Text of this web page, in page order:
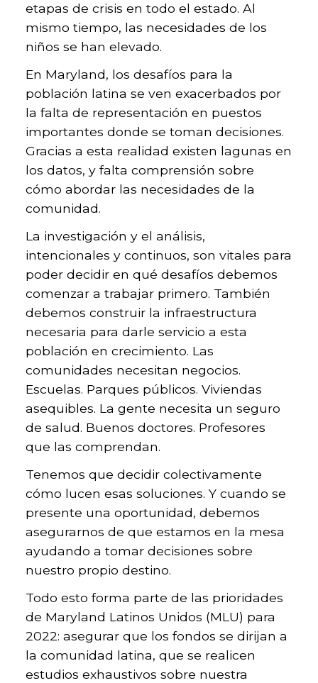
etapas de crisis en todo el estado. Al
mismo tiempo, las necesidades de los
niños se han elevado.
En Maryland, los desafíos para la
población latina se ven exacerbados por
la falta de representación en puestos
importantes donde se toman decisiones.
Gracias a esta realidad existen lagunas en
los datos, y falta comprensión sobre
cómo abordar las necesidades de la
comunidad.
La investigación y el análisis,
intencionales y continuos, son vitales para
poder decidir en qué desafíos debemos
comenzar a trabajar primero. También
debemos construir la infraestructura
necesaria para darle servicio a esta
población en crecimiento. Las
comunidades necesitan negocios.
Escuelas. Parques públicos. Viviendas
asequibles. La gente necesita un seguro
de salud. Buenos doctores. Profesores
que las comprendan.
Tenemos que decidir colectivamente
cómo lucen esas soluciones. Y cuando se
presente una oportunidad, debemos
asegurarnos de que estamos en la mesa
ayudando a tomar decisiones sobre
nuestro propio destino.
Todo esto forma parte de las prioridades
de Maryland Latinos Unidos (MLU) para
2022: asegurar que los fondos se dirijan a
la comunidad latina, que se realicen
estudios exhaustivos sobre nuestra